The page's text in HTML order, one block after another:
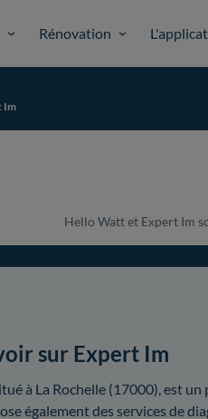
Rénovation
Im
Hello Watt et Expert Im
sur Expert Im
à La Rochelle (17000), est
également des services de